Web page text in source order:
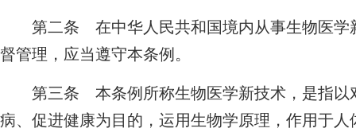
第二条 在中华人民共和国境内从事生物医学
督管理，应当遵守本条例。
第三条 本条例所称生物医学新技术，是指以
病、促进健康为目的，运用生物学原理，作用于